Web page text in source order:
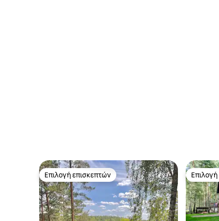
Επιλογή επισκεπτών
Επιλογή επισκεπτών